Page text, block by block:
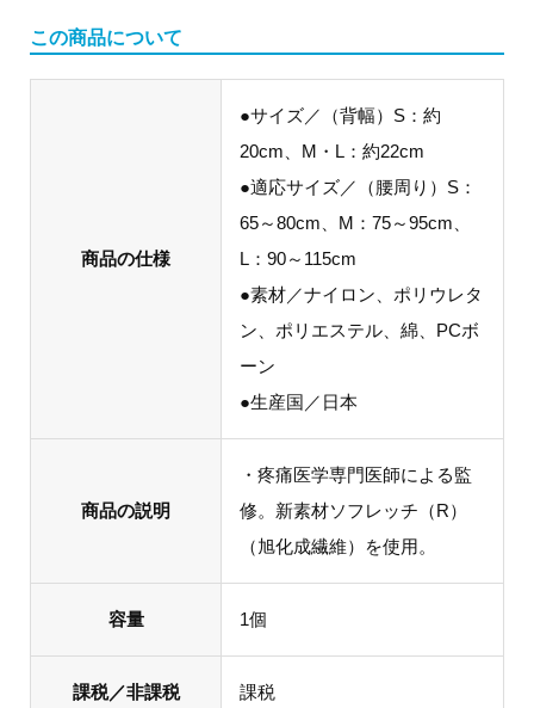
この商品について
商品の仕様
●サイズ／（背幅）S：約
20cm、M・L：約22cm
●適応サイズ／（腰周り）S：
65～80cm、M：75～95cm、
L：90～115cm
●素材／ナイロン、ポリウレタ
ン、ポリエステル、綿、PCボ
ーン
●生産国／日本
商品の説明
・疼痛医学専門医師による監
修。新素材ソフレッチ（R）
（旭化成繊維）を使用。
容量 1個
課税／非課税 課税